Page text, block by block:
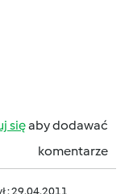
sięaby dodawać
komentarze
: 29.04.2011